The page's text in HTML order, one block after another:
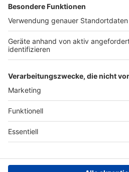
Archiv
ANTENNE BAYERN GROUP
Stiftung ANTENNE BAYERN
hilft
Teilnahmebedingungen
Grounding Page ANTENNE
BAYERN
Datenschutz­erklärung
einstellungen